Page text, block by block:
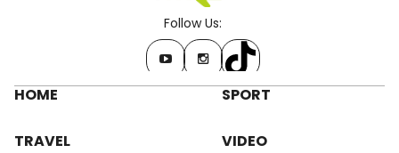
Follow Us:
HOME SPORT
TRAVEL VIDEO